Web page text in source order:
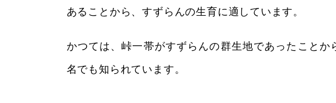
あることから、すずらんの生育に適しています。
かつては、峠一帯がすずらんの群生地であったことか
名でも知られています。